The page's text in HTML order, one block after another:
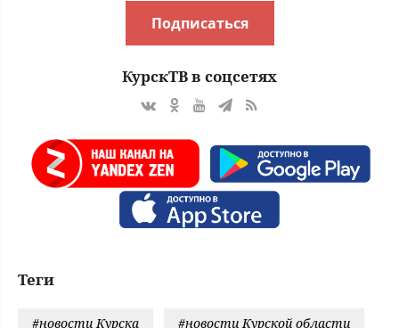
Подписаться
КурскТВ в соцсетях
Теги
#новости Курска #новости Курской области